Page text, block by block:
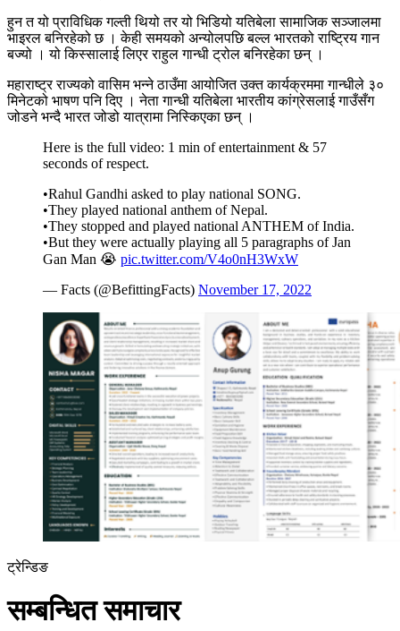
हुन त यो प्राविधिक गल्ती थियो तर यो भिडियो यतिबेला सामाजिक सञ्जालमा
भाइरल बनिरहेको छ । केही समयको अन्योलपछि बल्ल भारतको राष्ट्रिय गान
बज्यो । यो किस्सालाई लिएर राहुल गान्धी ट्रोल बनिरहेका छन् ।
महाराष्ट्र राज्यको वासिम भन्ने ठाउँमा आयोजित उक्त कार्यक्रममा गान्धीले ३०
मिनेटको भाषण पनि दिए । नेता गान्धी यतिबेला भारतीय कांग्रेसलाई गाउँसँग
जोडने भन्दै भारत जोडो यात्रामा निस्किएका छन् ।
Here is the full video: 1 min of entertainment & 57
seconds of respect.
•Rahul Gandhi asked to play national SONG.
•They played national anthem of Nepal.
•They stopped and played national ANTHEM of India.
•But they were actually playing all 5 paragraphs of Jan
Gan Man 😭 pic.twitter.com/V4o0nH3WxW
— Facts (@BefittingFacts) November 17, 2022
ट्रेन्डिङ
सम्बन्धित समाचार